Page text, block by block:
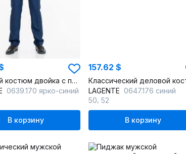
Деловой костюм двойка с приталенным силуэтом из текстиля
0639.170 ярко-синий
В корзину
157.62 $
LAGENTE 0647.176 синий
50 52
В корзину